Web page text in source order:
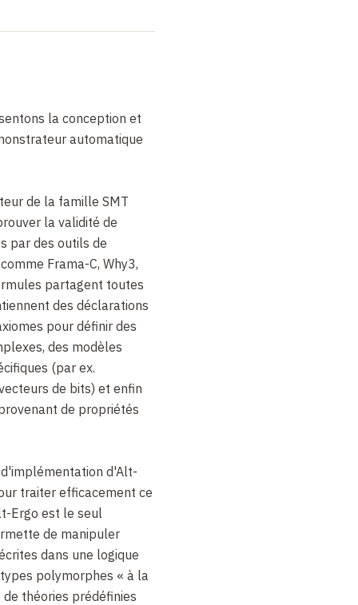
la conception et
automatique
de la famille SMT
la validité de
par des outils de
Frama-C, Why3,
partagent toutes
des déclarations
pour définir des
des modèles
(par ex.
de bits) et enfin
de propriétés
d'Alt-
traiter efficacement ce
Ergo est le seul
de manipuler
dans une logique
polymorphes « à la
théories prédéfinies